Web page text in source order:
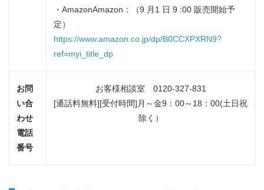
・AmazonAmazon：（9 月1 日 9 :00 販売開始予
定）
https://www.amazon.co.jp/dp/B0CCXPXRN9?
ref=myi_title_dp
お問
い合
わせ
電話
番号
お客様相談室 0120-327-831
[通話料無料][受付時間]月～金9：00～18：00(土日祝
除く）